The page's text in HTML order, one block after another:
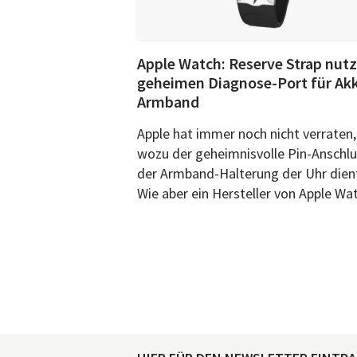
Apple Watch: Reserve Strap
geheimen Diagnose-Port für
Armband
Apple hat immer noch nicht verraten,
wozu der geheimnisvolle Pin-
der Armband-Halterung der Uhr
Wie aber ein Hersteller von Apple